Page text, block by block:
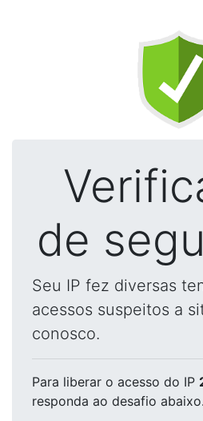
de
Seu IP fez diversas
acessos suspeitos a
conosco.
Para liberar o acesso do IP
responda ao desafio abaixo.